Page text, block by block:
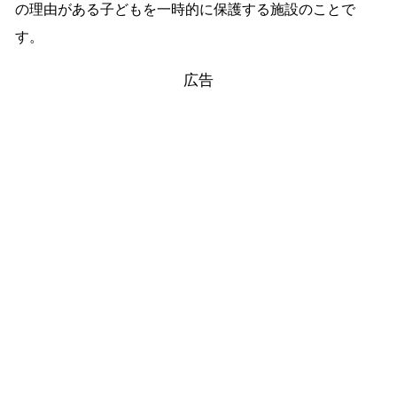
の理由がある子どもを一時的に保護する施設のことで
す。